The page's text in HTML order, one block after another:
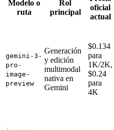
Modelo o
ruta
Rol
principal
oficial
actual
gemini-3-
pro-
image-
preview
Generación
y edición
multimodal
nativa en
Gemini
$0.134
para
1K/2K,
$0.24
para
4K